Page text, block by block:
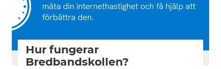
teknik
Hur fungerar
Bredbandskollen?